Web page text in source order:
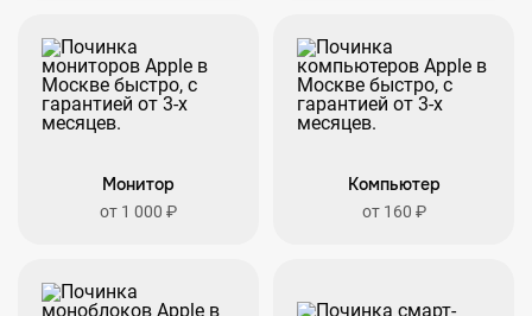
Монитор
от 1 000 ₽
Компьютер
от 160 ₽